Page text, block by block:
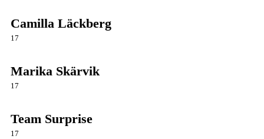
Camilla Läckberg
17
Marika Skärvik
17
Team Surprise
17